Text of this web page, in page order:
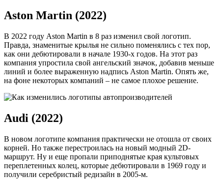
Aston Martin (2022)
В 2022 году Aston Martin в 8 раз изменил свой логотип.
Правда, знаменитые крылья не сильно поменялись с тех пор,
как они дебютировали в начале 1930-х годов. На этот раз
компания упростила свой ангельский значок, добавив меньше
линий и более выраженную надпись Aston Martin. Опять же,
на фоне некоторых компаний – не самое плохое решение.
Audi (2022)
В новом логотипе компания практически не отошла от своих
корней. Но также перестроилась на новый модный 2D-
маршрут. Ну и еще пропали приподнятые края культовых
переплетенных колец, которые дебютировали в 1969 году и
получили серебристый редизайн в 2005-м.